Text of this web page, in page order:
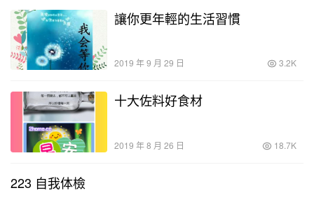
讓你更年輕的生活習慣
2019 年 9 月 29 日 3.2K
十大佐料好食材
2019 年 8 月 26 日 18.7K
223 自我体檢